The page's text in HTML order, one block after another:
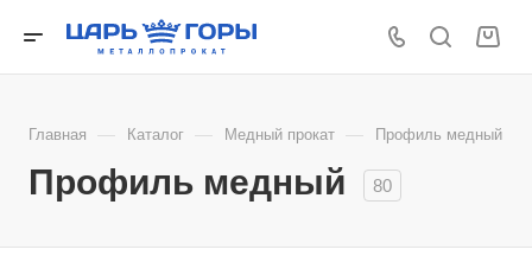
Главная — Каталог — Медный прокат — Профиль медный
Профиль медный 80